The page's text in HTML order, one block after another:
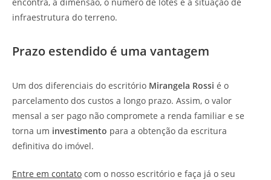
infraestrutura do terreno.
Prazo estendido é uma vantagem
Um dos diferenciais do escritório Mirangela Rossi é o
parcelamento dos custos a longo prazo. Assim, o valor
mensal a ser pago não compromete a renda familiar e se
torna um investimento para a obtenção da escritura
definitiva do imóvel.
Entre em contato com o nosso escritório e faça já o seu